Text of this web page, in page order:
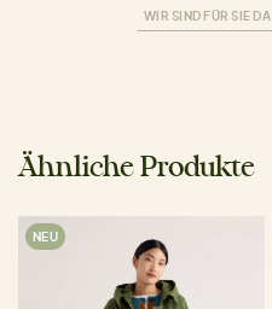
WIR SIND FÜR SIE DA
Ähnliche Produkte
NEU